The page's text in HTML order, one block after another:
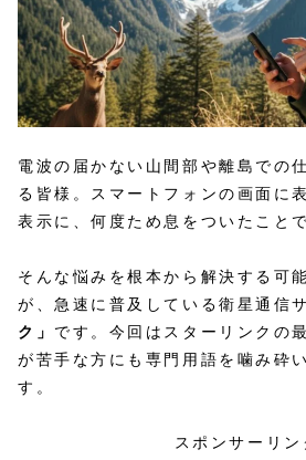
電波の届かない山間部や離島での
る皆様。スマートフォンの画面に
表示に、何度ため息をついたこと
そんな悩みを根本から解決する可
が、急速に普及している衛星通信
ク」 です。今回はスターリンクの
が苦手な方にも専門用語を噛み砕
す。
スポンサーリン